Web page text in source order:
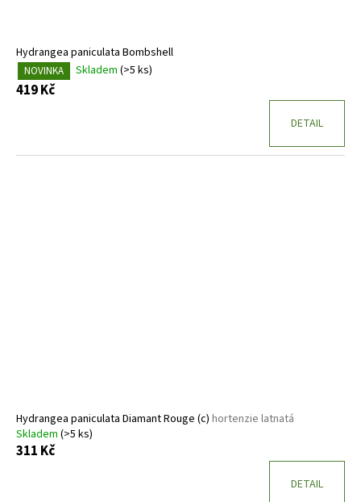
Hydrangea paniculata Bombshell
NOVINKA Skladem (>5 ks)
419 Kč
DETAIL
Hydrangea paniculata Diamant Rouge (c) hortenzie latnatá
Skladem (>5 ks)
311 Kč
DETAIL